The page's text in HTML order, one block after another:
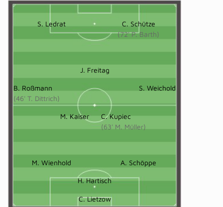
S. Ledrat
C. Schütze
(72' P. Barth)
J. Freitag
B. Roßmann
(46' T. Dittrich)
S. Weichold
M. Kaiser
C. Kupiec
(63' M. Müller)
M. Wienhold A. Schöppe
H. Hartisch
C. Lietzow